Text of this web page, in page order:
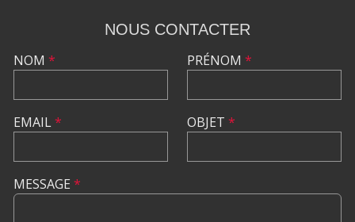
NOUS CONTACTER
NOM *
EMAIL*
PRÉNOM *
OBJET *
MESSAGE *